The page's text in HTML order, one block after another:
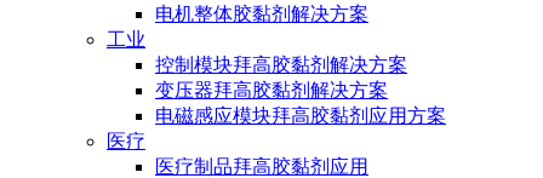
电机整体胶黏剂解决方案
工业
控制模块拜高胶黏剂解决方案
变压器拜高胶黏剂解决方案
电磁感应模块拜高胶黏剂应用方案
医疗
医疗制品拜高胶黏剂应用